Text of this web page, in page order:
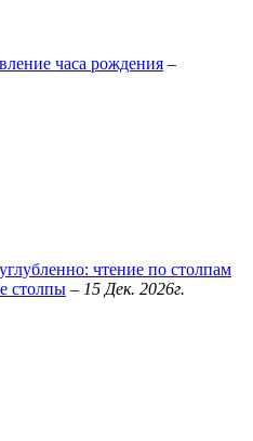
часа рождения –
чтение по столпам
столпы – 15 Дек. 2026г.